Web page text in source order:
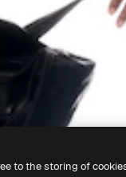
to the storing of